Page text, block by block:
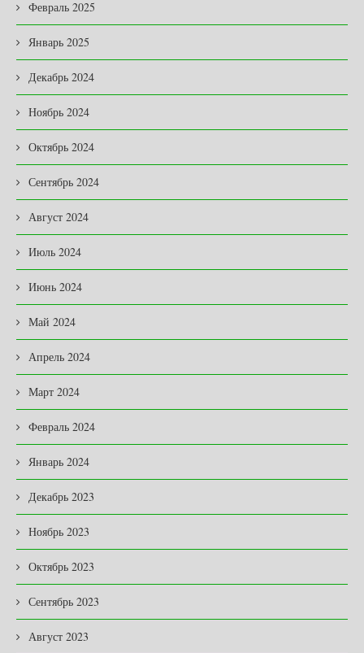
Февраль 2025
Январь 2025
Декабрь 2024
Ноябрь 2024
Октябрь 2024
Сентябрь 2024
Август 2024
Июль 2024
Июнь 2024
Май 2024
Апрель 2024
Март 2024
Февраль 2024
Январь 2024
Декабрь 2023
Ноябрь 2023
Октябрь 2023
Сентябрь 2023
Август 2023